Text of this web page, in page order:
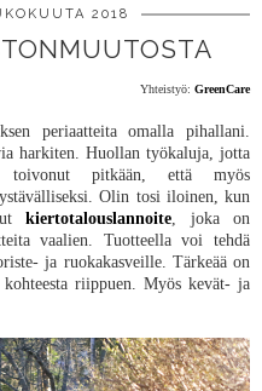
2018
Yhteistyö: GreenCare
periaatteita omalla pihallani.
harkiten. Huollan työkaluja, jotta
toivonut pitkään, että myös
Olin tosi iloinen, kun
kiertotalouslannoite , joka on
vaalien. Tuotteella voi tehdä
ja ruokakasveille. Tärkeää on
riippuen. Myös kevät- ja